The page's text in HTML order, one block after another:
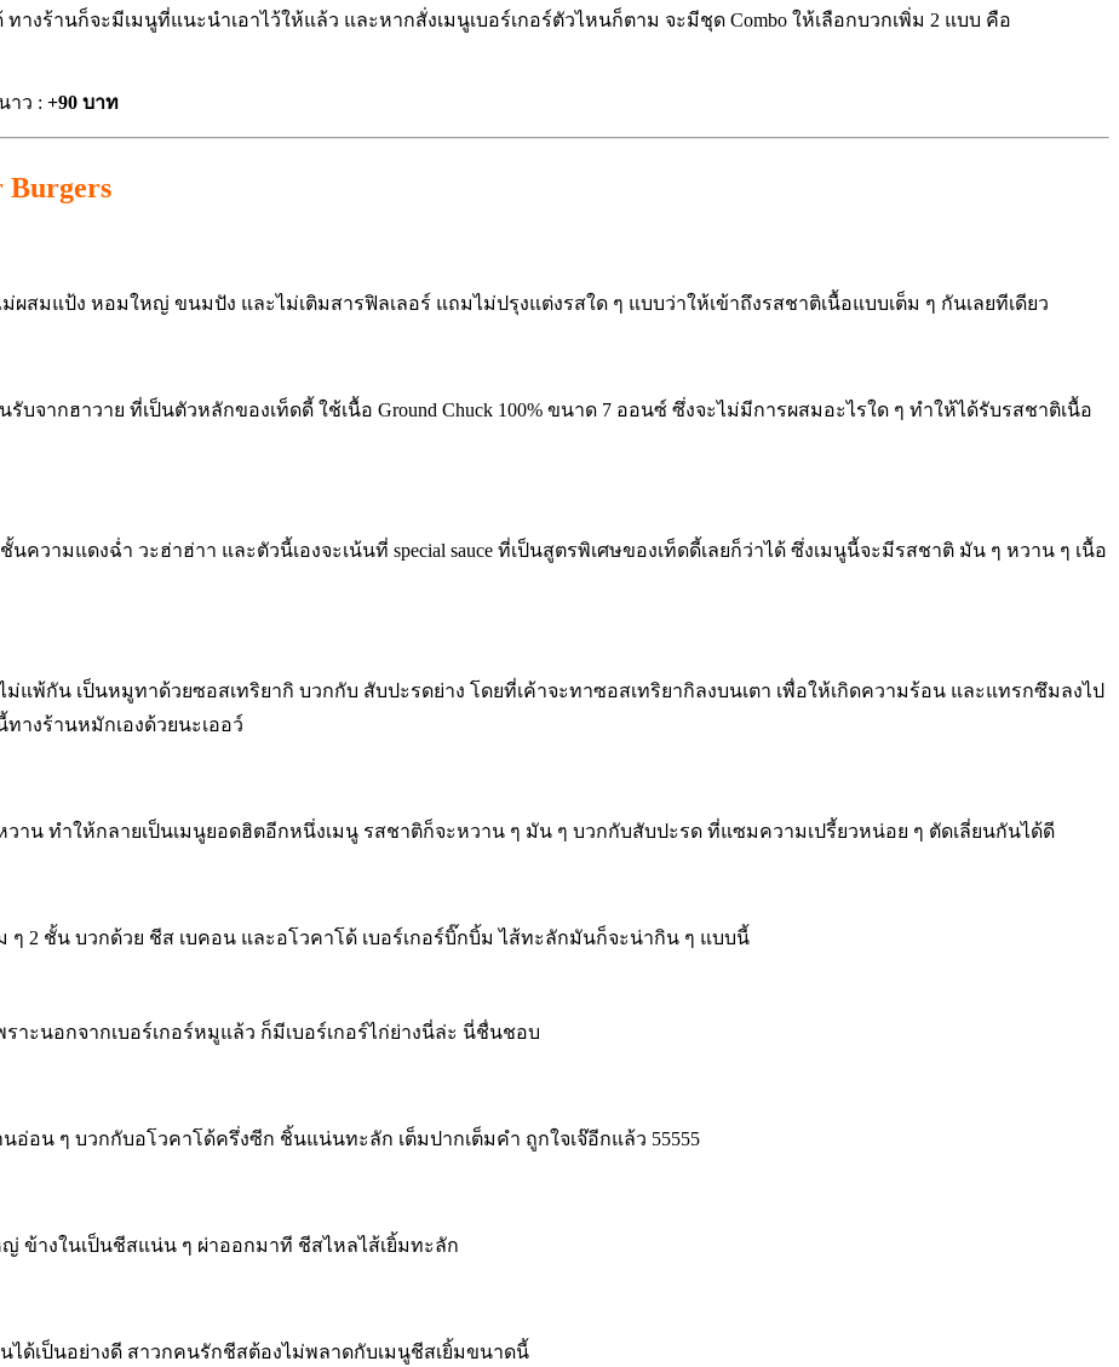
างร้านก็จะมีเมนูที่แนะนำเอาไว้ให้แล้ว และหากสั่งเมนูเบอร์เกอร์ตัวไหนก็ตาม จะมีชุด Combo ให้เลือกบวกเพิ่ม 2 แบบ คือ
าว : +90 บาท
Burgers
ม่ผสมแป้ง หอมใหญ่ ขนมปัง และไม่เติมสารฟิลเลอร์ แถมไม่ปรุงแต่งรสใด ๆ แบบว่าให้เข้าถึงรสชาติเนื้อแบบเต็ม ๆ กันเลยทีเดียว
รับจากฮาวาย ที่เป็นตัวหลักของเท็ดดี้ ใช้เนื้อ Ground Chuck 100% ขนาด 7 ออนซ์ ซึ่งจะไม่มีการผสมอะไรใด ๆ ทำให้ได้รับรสชาติเนื้อ
ความแดงฉ่ำ วะฮ่าฮ่าา และตัวนี้เองจะเน้นที่ special sauce ที่เป็นสูตรพิเศษของเท็ดดี้เลยก็ว่าได้ ซึ่งเมนูนี้จะมีรสชาติ มัน ๆ หวาน ๆ เนื้อ
ม่แพ้กัน เป็นหมูทาด้วยซอสเทริยากิ บวกกับ สับปะรดย่าง โดยที่เค้าจะทาซอสเทริยากิลงบนเตา เพื่อให้เกิดความร้อน และแทรกซึมลงไป
งร้านหมักเองด้วยนะเออว์
าน ทำให้กลายเป็นเมนูยอดฮิตอีกหนึ่งเมนู รสชาติก็จะหวาน ๆ มัน ๆ บวกกับสับปะรด ที่แซมความเปรี้ยวหน่อย ๆ ตัดเลี่ยนกันได้ดี
ๆ 2 ชั้น บวกด้วย ชีส เบคอน และอโวคาโด้ เบอร์เกอร์บิ๊กบิ้ม ไส้ทะลักมันก็จะน่ากิน ๆ แบบนี้
พราะนอกจากเบอร์เกอร์หมูแล้ว ก็มีเบอร์เกอร์ไก่ย่างนี่ล่ะ นี่ชื่นชอบ
อ่อน ๆ บวกกับอโวคาโด้ครึ่งซีก ชิ้นแน่นทะลัก เต็มปากเต็มคำ ถูกใจเจ๊อีกแล้ว 55555
ญ่ ข้างในเป็นชีสแน่น ๆ ผ่าออกมาที ชีสไหลไส้เยิ้มทะลัก
ด้เป็นอย่างดี สาวกคนรักชีสต้องไม่พลาดกับเมนูชีสเยิ้มขนาดนี้